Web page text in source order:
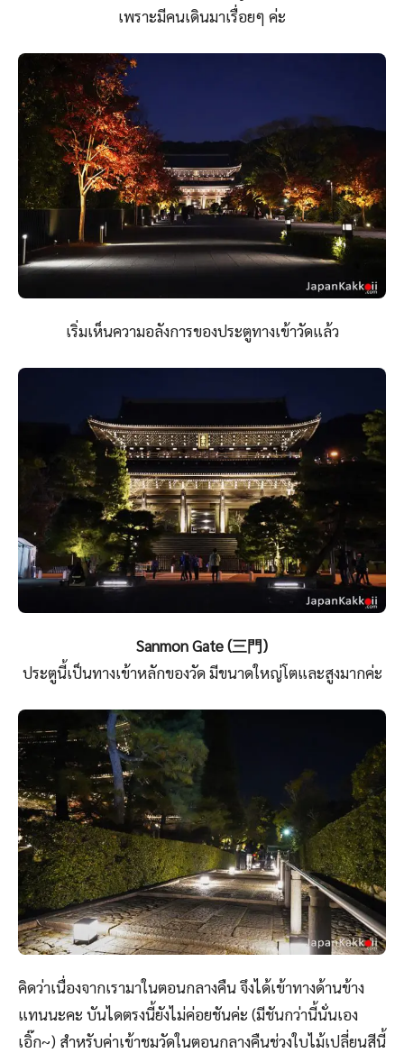
เพราะมีคนเดินมาเรื่อยๆ ค่ะ
เริ่มเห็นความอลังการของประตูทางเข้าวัดแล้ว
Sanmon Gate (三門)
ประตูนี้เป็นทางเข้าหลักของวัด มีขนาดใหญ่โตและสูงมากค่ะ
คิดว่าเนื่องจากเรามาในตอนกลางคืน จึงได้เข้าทางด้านข้าง
แทนนะคะ บันไดตรงนี้ยังไม่ค่อยชันค่ะ (มีชันกว่านี้นั่นเอง
เอิ๊ก~) สำหรับค่าเข้าชมวัดในตอนกลางคืนช่วงใบไม้เปลี่ยนสีนี้